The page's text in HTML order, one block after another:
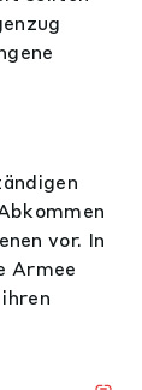
vor. In
Armee